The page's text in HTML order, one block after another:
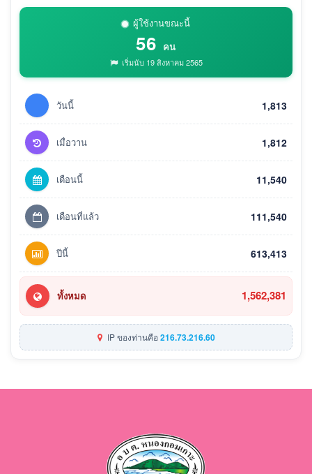
ผู้ใช้งานขณะนี้
56 คน
เริ่มนับ 19 สิงหาคม 2565
วันนี้ 1,813
เมื่อวาน 1,812
เดือนนี้ 11,540
เดือนที่แล้ว 111,540
ปีนี้ 613,413
ทั้งหมด 1,562,381
IP ของท่านคือ216.73.216.60